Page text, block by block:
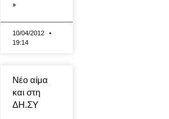
»
10/04/2012
19:14
Νέο αίμα
και στη
ΔΗ.ΣΥ